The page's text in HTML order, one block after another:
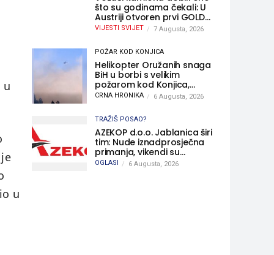
u
u
što su godinama čekali: U
Austriji otvoren prvi GOLD
sigurni parking
VIJESTI SVIJET 7 Augusta, 2026
POŽAR KOD KONJICA
Helikopter Oružanih snaga
BiH u borbi s velikim
požarom kod Konjica,
sudjelovao i Air Tractor
CRNA HRONIKA 6 Augusta, 2026
TRAŽIŠ POSAO?
AZEKOP d.o.o. Jablanica širi
tim: Nude iznadprosječna
primanja, vikendi su
slobodni, traži se više
OGLASI 6 Augusta, 2026